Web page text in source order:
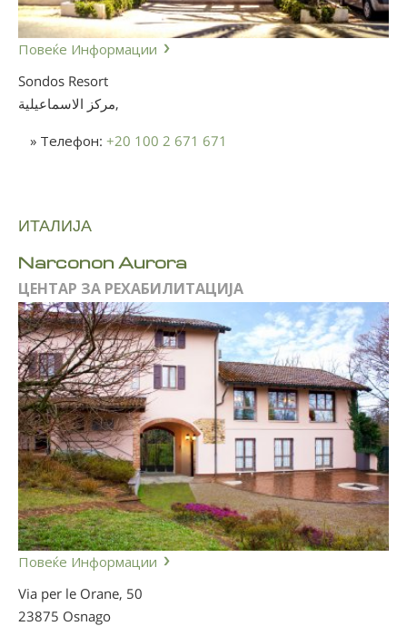
Повеќе Информации
Sondos Resort
مركز الاسماعيلية,
» Телефон: +20 100 2 671 671
ИТАЛИЈА
Narconon Aurora
ЦЕНТАР ЗА РЕХАБИЛИТАЦИЈА
Повеќе Информации
Via per le Orane, 50
23875 Osnago